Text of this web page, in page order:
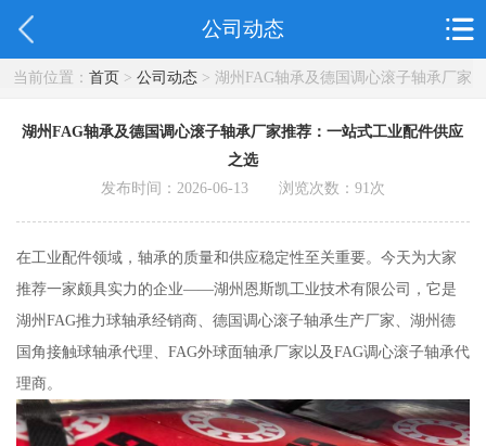
公司动态
当前位置： 首页> 公司动态> 湖州FAG轴承及德国调心滚子轴承厂家
湖州FAG轴承及德国调心滚子轴承厂家推荐：一站式工业配件供应
之选
发布时间：2026-06-13 浏览次数： 91次
在工业配件领域，轴承的质量和供应稳定性至关重要。今天为大家
推荐一家颇具实力的企业——湖州恩斯凯工业技术有限公司，它是
湖州FAG推力球轴承经销商、德国调心滚子轴承生产厂家、湖州德
国角接触球轴承代理、FAG外球面轴承厂家以及FAG调心滚子轴承代
理商。